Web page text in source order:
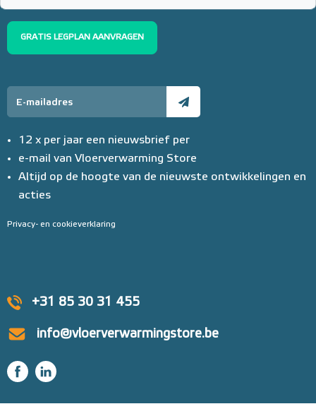
+31 85 30 31 455
info@vloerverwarmingstore.be
GRATIS LEGPLAN AANVRAGEN
12 x per jaar een nieuwsbrief per
e-mail van Vloerverwarming Store
Altijd op de hoogte van de nieuwste ontwikkelingen en
acties
Privacy- en cookieverklaring